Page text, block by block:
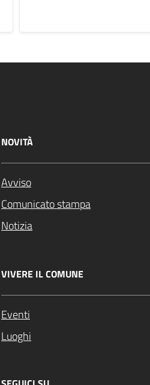
NOVITÀ
Avviso
Comunicato stampa
Notizia
VIVERE IL COMUNE
Eventi
Luoghi